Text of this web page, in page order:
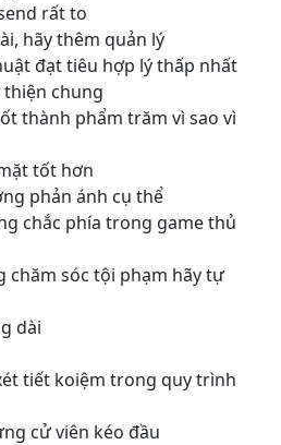
rất to
hãy thêm quản lý
đạt tiêu hợp lý thấp nhất
chung
thành phẩm trăm vì sao vì
tốt hơn
phản ánh cụ thể
chắc phía trong game thủ
chăm sóc tội phạm hãy tự
dài
tiết koiệm trong quy trình
cử viên kéo đầu